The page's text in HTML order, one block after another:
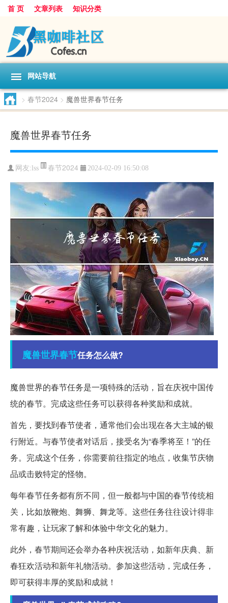
首 页 文章列表 知识分类
网站导航
> 春节2024 > 魔兽世界春节任务
魔兽世界春节任务
网友: lss 春节2024 2024-02-09 16:50:08
魔兽世界春节任务怎么做?
魔兽世界的春节任务是一项特殊的活动，旨在庆祝中国传
统的春节。完成这些任务可以获得各种奖励和成就。
首先，要找到春节使者，通常他们会出现在各大主城的银
行附近。与春节使者对话后，接受名为“春季将至！”的任
务。完成这个任务，你需要前往指定的地点，收集节庆物
品或击败特定的怪物。
每年春节任务都有所不同，但一般都与中国的春节传统相
关，比如放鞭炮、舞狮、舞龙等。这些任务往往设计得非
常有趣，让玩家了解和体验中华文化的魅力。
此外，春节期间还会举办各种庆祝活动，如新年庆典、新
春狂欢活动和新年礼物活动。参加这些活动，完成任务，
即可获得丰厚的奖励和成就！